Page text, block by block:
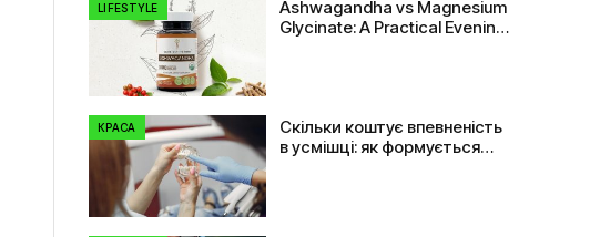
LIFESTYLE
Ashwagandha vs Magnesium
Glycinate: A Practical Evening
КРАСА
Скільки коштує впевненість
в усмішці: як формується